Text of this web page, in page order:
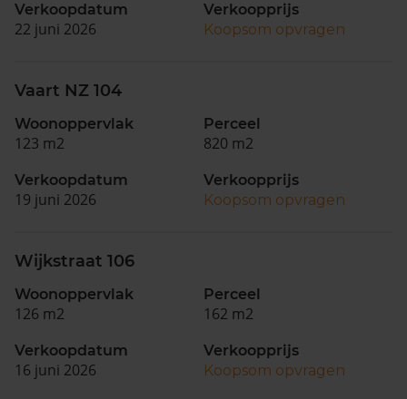
Verkoopdatum
22 juni 2026
Verkoopprijs
Koopsom opvragen
Vaart NZ 104
Woonoppervlak
123 m2
Perceel
820 m2
Verkoopdatum
19 juni 2026
Verkoopprijs
Koopsom opvragen
Wijkstraat 106
Woonoppervlak
126 m2
Perceel
162 m2
Verkoopdatum
16 juni 2026
Verkoopprijs
Koopsom opvragen